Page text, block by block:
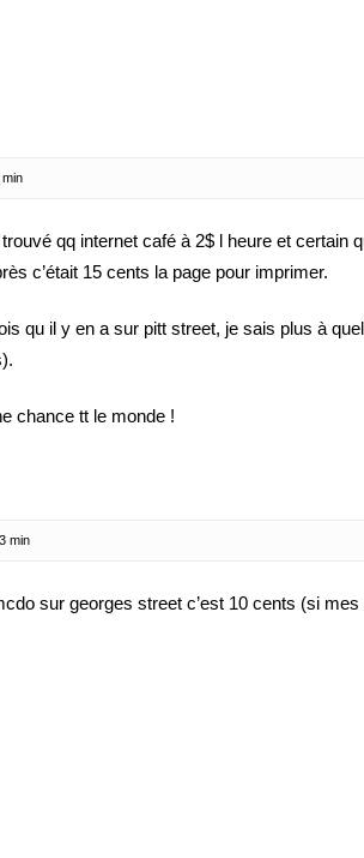
qq internet café à 2$ l heure et certain
c’était 15 cents la page pour imprimer.
qu il y en a sur pitt street, je sais plus à
chance tt le monde !
min
sur georges street c’est 10 cents (si